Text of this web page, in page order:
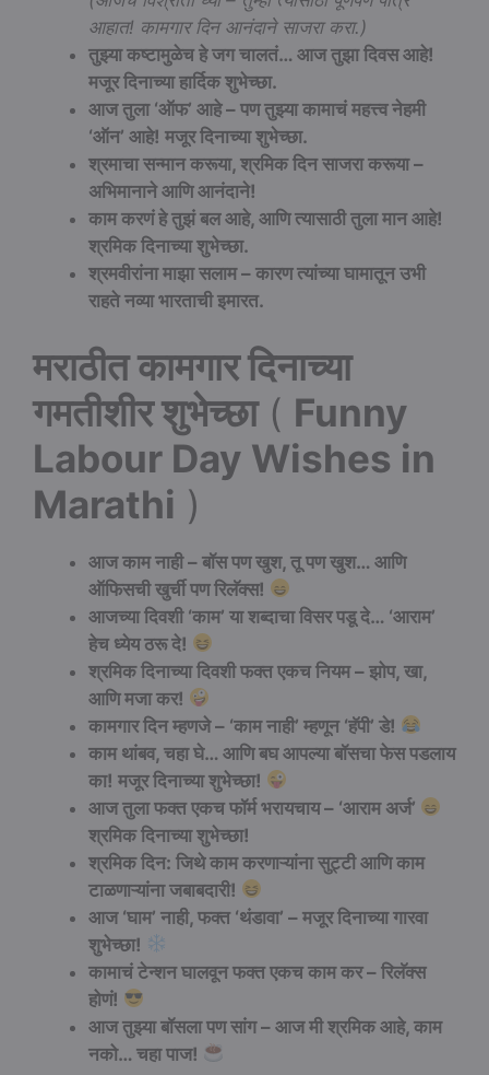
आहात! कामगार दिन आनंदाने साजरा करा.)
तुझ्या कष्टामुळेच हे जग चालतं… आज तुझा दिवस आहे!
मजूर दिनाच्या हार्दिक शुभेच्छा.
आज तुला ‘ऑफ’ आहे – पण तुझ्या कामाचं महत्त्व नेहमी
‘ऑन’ आहे! मजूर दिनाच्या शुभेच्छा.
श्रमाचा सन्मान करूया, श्रमिक दिन साजरा करूया –
अभिमानाने आणि आनंदाने!
काम करणं हे तुझं बल आहे, आणि त्यासाठी तुला मान आहे!
श्रमिक दिनाच्या शुभेच्छा.
श्रमवीरांना माझा सलाम – कारण त्यांच्या घामातून उभी
राहते नव्या भारताची इमारत.
मराठीत कामगार दिनाच्या
गमतीशीर शुभेच्छा( Funny
Labour Day Wishes in
Marathi )
आज काम नाही – बॉस पण खुश, तू पण खुश… आणि
ऑफिसची खुर्ची पण रिलॅक्स!
आजच्या दिवशी ‘काम’ या शब्दाचा विसर पडू दे… ‘आराम’
हेच ध्येय ठरू दे!
श्रमिक दिनाच्या दिवशी फक्त एकच नियम – झोप, खा,
आणि मजा कर!
कामगार दिनम्हणजे – ‘काम नाही’ म्हणून ‘हॅपी’ डे!
काम थांबव, चहा घे… आणि बघ आपल्या बॉसचा फेस पडलाय
का! मजूर दिनाच्या शुभेच्छा!
आज तुला फक्त एकच फॉर्म भरायचाय – ‘आराम अर्ज’
श्रमिक दिनाच्या शुभेच्छा!
श्रमिक दिन: जिथे काम करणाऱ्यांना सुट्टी आणि काम
टाळणाऱ्यांना जबाबदारी!
आज ‘घाम’ नाही, फक्त ‘थंडावा’ – मजूर दिनाच्या गारवा
शुभेच्छा!
कामाचं टेन्शन घालवून फक्त एकच काम कर – रिलॅक्स
होणं!
आज तुझ्या बॉसला पण सांग – आज मी श्रमिक आहे, काम
नको… चहा पाज!